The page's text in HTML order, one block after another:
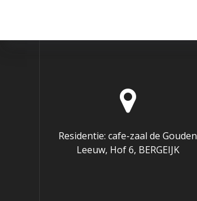
Residentie: cafe-zaal de Gouden
Leeuw, Hof 6, BERGEIJK